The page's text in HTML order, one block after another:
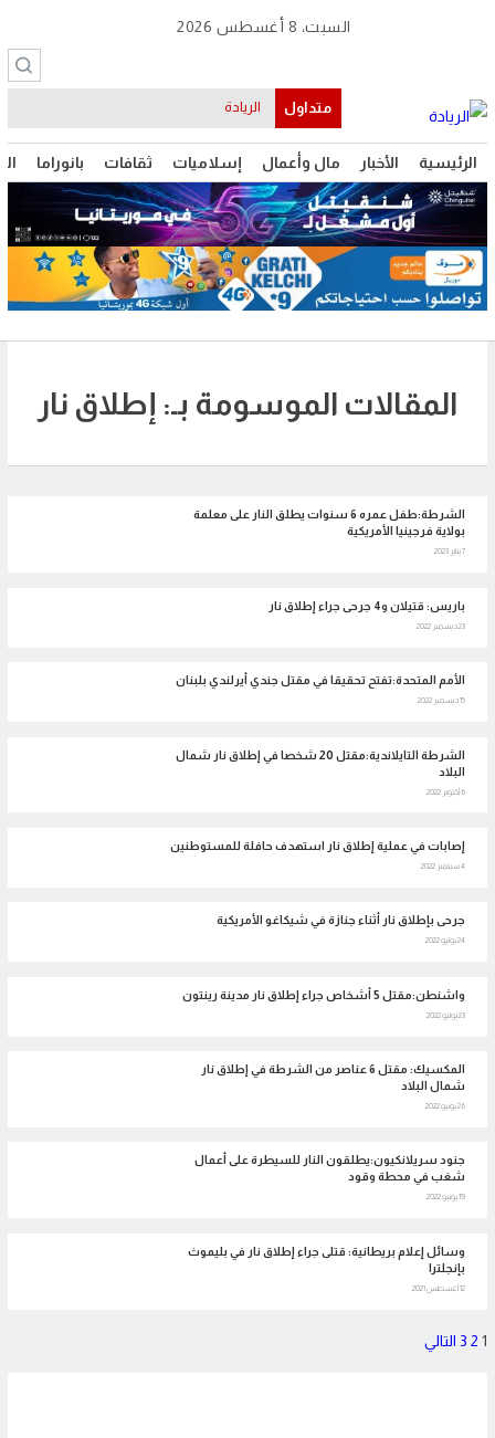
الرئيسية الأخبار مال وأعمال إسلاميات ثقافات بانوراما
السبت، 8 أغسطس 2026
متداول الريادة
المقالات الموسومة بـ: إطلاق نار
الشرطة:طفل عمره 6 سنوات يطلق النار على معلمة
بولاية فرجينيا الأمريكية
7 يناير 2023
باريس: قتيلان و4 جرحى جراء إطلاق نار
23 ديسمبر 2022
الأمم المتحدة:تفتح تحقيقا في مقتل جندي أيرلندي بلبنان
15 ديسمبر 2022
الشرطة التايلاندية:مقتل 20 شخصا في إطلاق نار شمال
البلاد
6 أكتوبر 2022
إصابات في عملية إطلاق نار استهدف حافلة للمستوطنين
4 سبتمبر 2022
جرحى بإطلاق نار أثناء جنازة في شيكاغو الأمريكية
24 يوليو 2022
واشنطن:مقتل 5 أشخاص جراء إطلاق نار مدينة رينتون
23 يوليو 2022
المكسيك: مقتل 6 عناصر من الشرطة في إطلاق نار
شمال البلاد
26 يونيو 2022
جنود سريلانكيون:يطلقون النار للسيطرة على أعمال
شغب في محطة وقود
19 يونيو 2022
وسائل إعلام بريطانية: قتلى جراء إطلاق نار في بليموث
بإنجلترا
12 أغسطس 2021
تعدد1
2
3 التالي